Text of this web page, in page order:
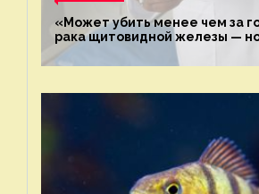
«Может убить менее чем за
рака щитовидной железы —
экологии на ECOportal